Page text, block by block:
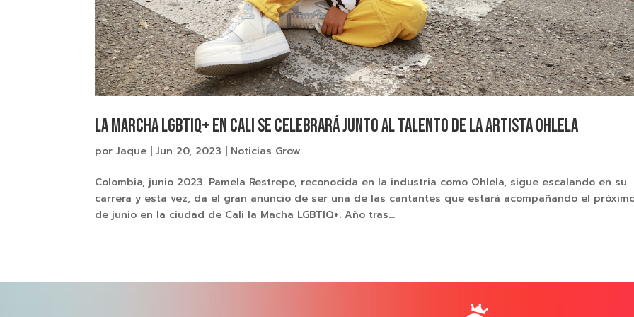
La Marcha LGBTIQ+ en Cali se celebrará junto al talento de la artista Ohlela
porJaque |Jun 20, 2023 Noticias Grow
Colombia, junio 2023. Pamela Restrepo, reconocida en la industria como Ohlela, sigue escalando en su
carrera y esta vez, da el gran anuncio de ser una de las cantantes que estará acompañando el
de junio en la ciudad de Cali la Macha LGBTIQ+. Año tras...